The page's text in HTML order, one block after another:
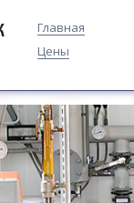
Главная
Цены